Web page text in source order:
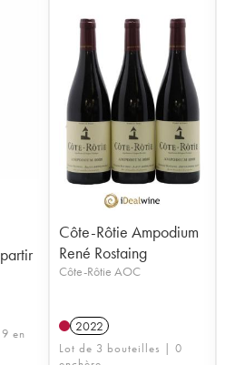
en
Côte-Rôtie Ampodium
René Rostaing
Côte-Rôtie AOC
2022
Lot de 3 bouteilles | 0